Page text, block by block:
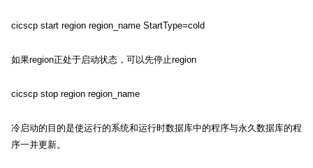
cicscp start region region_name StartType=cold
如果region正处于启动状态，可以先停止region
cicscp stop region region_name
冷启动的目的是使运行的系统和运行时数据库中的程序与永久数据库的程
序一并更新。